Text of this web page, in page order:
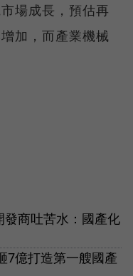
場成長，預估再
加，而產業機械
商吐苦水：國產化
7億打造第一艘國產